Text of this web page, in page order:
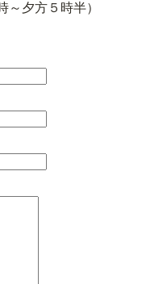
～夕方５時半）